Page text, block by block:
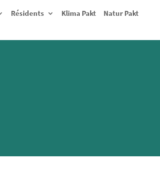
Résidents Klima Pakt Natur Pakt